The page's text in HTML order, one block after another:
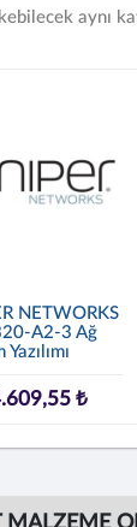
aynı
NETWORKS
A2-3 Ağ
₺